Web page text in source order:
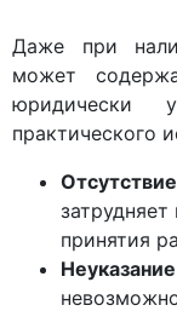
Даже при
может
юридически
практического
принятия